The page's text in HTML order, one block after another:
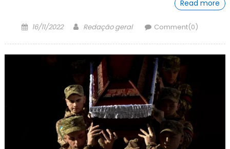
Read more
Posted
16/11/2022 Author
Redação geral Comment(0)